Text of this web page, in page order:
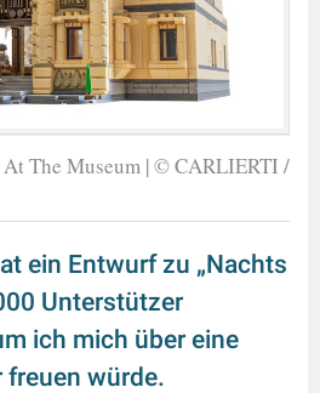
The Museum | © CARLIERTI /
ein Entwurf zu „Nachts
Unterstützer
ich mich über eine
freuen würde.